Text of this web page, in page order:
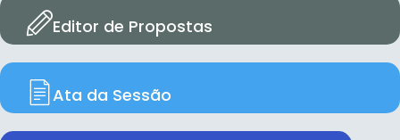
Editor de Propostas
Ata da Sessão